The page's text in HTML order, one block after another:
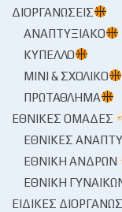
ΔΙΟΡΓΑΝΏΣΕΙΣ
ΑΝΑΠΤΥΞΙΑΚΌ
ΚΎΠΕΛΛΟ
ΜΊΝΙ & ΣΧΟΛΙΚΌ
ΠΡΩΤΆΘΛΗΜΑ
ΕΘΝΙΚΈΣ ΟΜΆΔΕΣ
ΕΘΝΙΚΈΣ
ΕΘΝΙΚΉ ΑΝΔΡΏΝ
ΕΘΝΙΚΉ
ΕΙΔΙΚΈΣ